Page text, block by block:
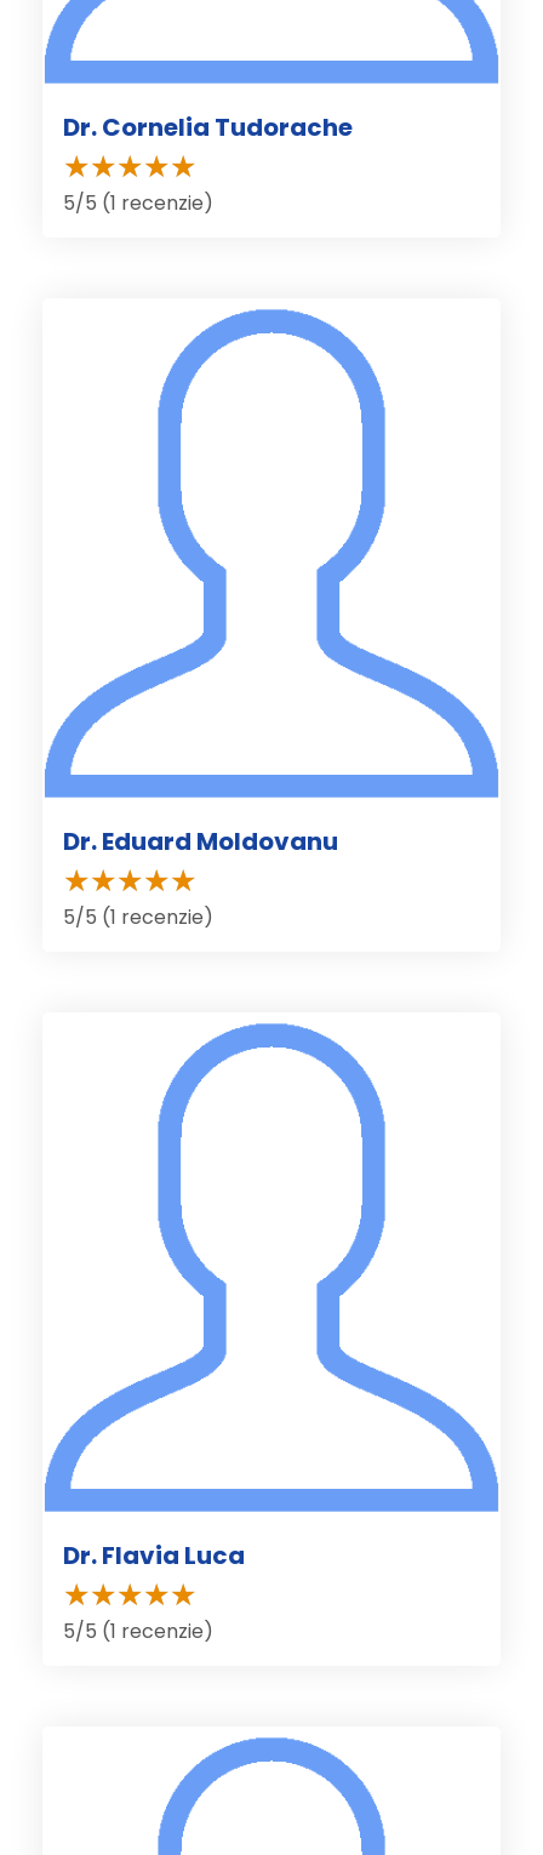
Dr. Cornelia Tudorache
5/5 (1 recenzie)
Dr. Eduard Moldovanu
5/5 (1 recenzie)
Dr. Flavia Luca
5/5 (1 recenzie)